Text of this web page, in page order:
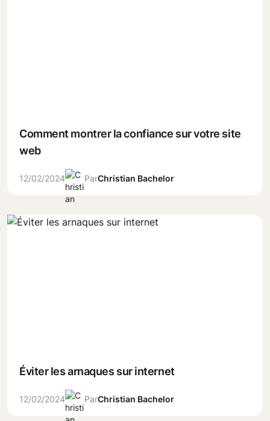
Comment montrer la confiance sur votre site
web
12/02/2024 ParChristian Bachelor
Éviter les arnaques sur internet
12/02/2024 ParChristian Bachelor